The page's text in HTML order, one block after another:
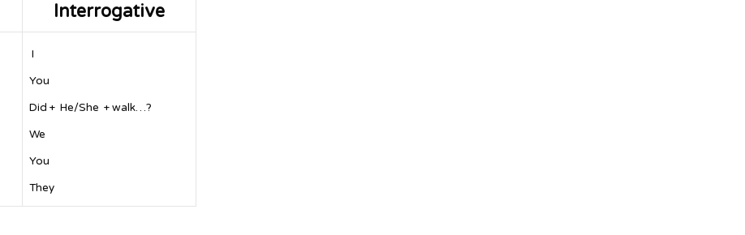
Interrogative
I
You
Did + He/She + walk…?
We
You
They